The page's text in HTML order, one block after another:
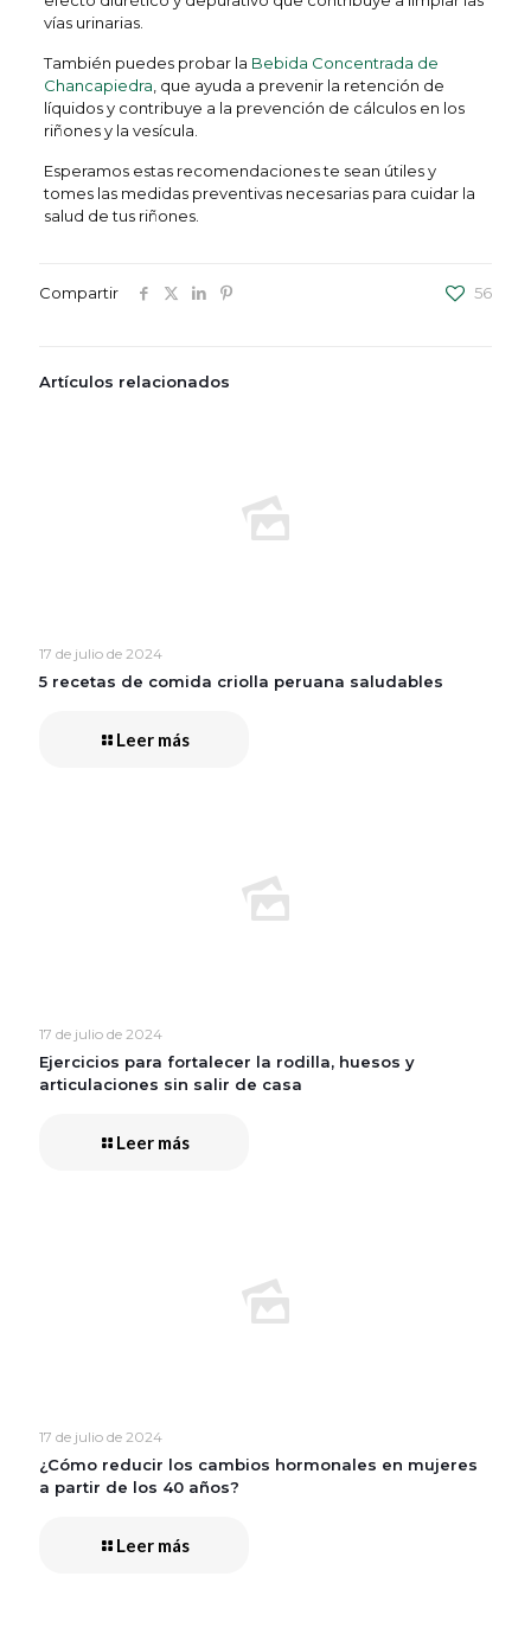
vías urinarias.
También puedes probar la Bebida Concentrada de
Chancapiedra, que ayuda a prevenir la retención de
líquidos y contribuye a la prevención de cálculos en los
riñones y la vesícula.
Esperamos estas recomendaciones te sean útiles y
tomes las medidas preventivas necesarias para cuidar la
salud de tus riñones.
Compartir 56
Artículos relacionados
17 de julio de 2024
5 recetas de comida criolla peruana saludables
Leer más
17 de julio de 2024
Ejercicios para fortalecer la rodilla, huesos y
articulaciones sin salir de casa
Leer más
17 de julio de 2024
¿Cómo reducir los cambios hormonales en mujeres
a partir de los 40 años?
Leer más